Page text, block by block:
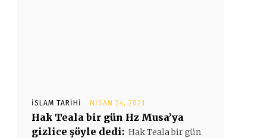
İSLAM TARIHI NISAN 24, 2021
Hak Teala bir gün Hz Musa’ya
gizlice şöyle dedi: Hak Teala bir gün